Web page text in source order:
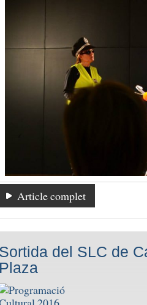
Article complet
Sortida del SLC de
Plaza